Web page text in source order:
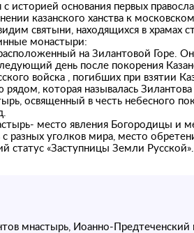
историей основания первых
казанского ханства к
святыни, находящихся в храмах
монастыри:
на Зилантовой Горе.
день после покорения
войска , погибших при взятии
которая называлась Зилантова
освященный в честь небесного
место явления Богородицы и
разных уголков мира, место
«Заступницы Земли Русской».
мнастырь, Иоанно-